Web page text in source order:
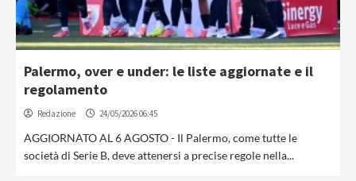
Palermo, over e under: le liste aggiornate e il
regolamento
Redazione 24/05/2026 06:45
AGGIORNATO AL 6 AGOSTO - Il Palermo, come tutte le
società di Serie B, deve attenersi a precise regole nella...